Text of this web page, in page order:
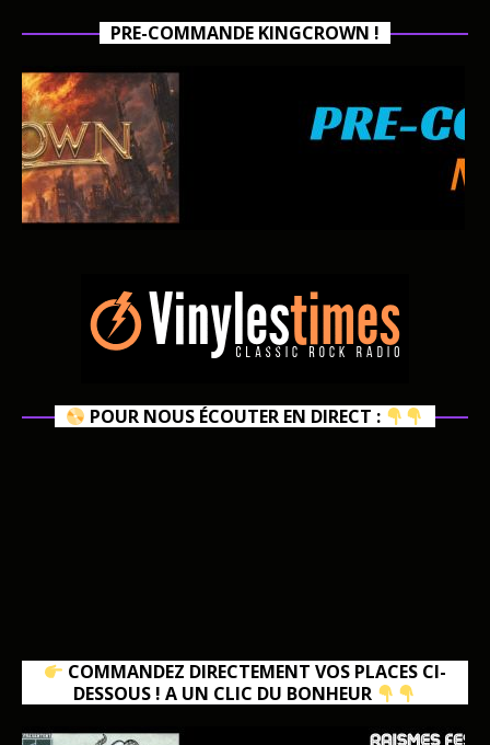
PRE-COMMANDE KINGCROWN !
POUR NOUS ÉCOUTER EN DIRECT :
COMMANDEZ DIRECTEMENT VOS PLACES CI-
DESSOUS ! A UN CLIC DU BONHEUR